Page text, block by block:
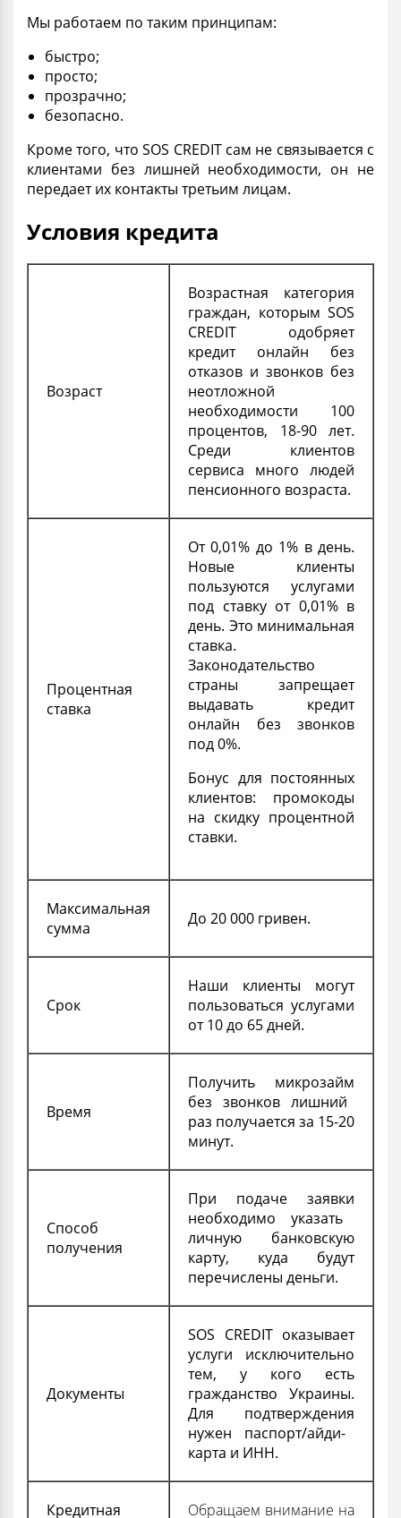
Мы работаем по таким принципам:
быстро;
просто;
прозрачно;
безопасно.
Кроме того, что SOS CREDIT сам не связывается с
клиентами без лишней необходимости, он не
передает их контакты третьим лицам.
Условия кредита
Возраст
Возрастная категория
граждан, которым SOS
CREDIT одобряет
кредит онлайн без
отказов и звонков без
неотложной
необходимости 100
процентов, 18-90 лет.
Среди клиентов
сервиса много людей
пенсионного возраста.
Процентная
ставка
От 0,01% до 1% в день.
Новые клиенты
пользуются услугами
под ставку от 0,01% в
день. Это минимальная
ставка.
Законодательство
страны запрещает
выдавать кредит
онлайн без звонков
под 0%.
Бонус для постоянных
клиентов: промокоды
на скидку процентной
ставки.
Максимальная
сумма
До 20 000 гривен.
Срок
Наши клиенты могут
пользоваться услугами
от 10 до 65 дней.
Время
Получить микрозайм
без звонков лишний
раз получается за 15-20
минут.
Способ
получения
При подаче заявки
необходимо указать
личную банковскую
карту, куда будут
перечислены деньги.
Документы
SOS CREDIT оказывает
услуги исключительно
тем, у кого есть
гражданство Украины.
Для подтверждения
нужен паспорт/айди-
карта и ИНН.
Кредитная Обращаем внимание на